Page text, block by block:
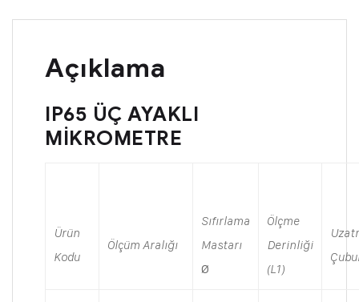
Açıklama
IP65 ÜÇ AYAKLI
MİKROMETRE
Ürün
Kodu
Ölçüm Aralığı
Sıfırlama
Mastarı
Ø
Ölçme
Derinliği
(L1)